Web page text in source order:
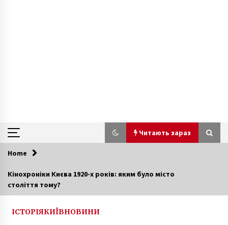
Читають зараз
Читають зараз
Home
Кінохроніки Києва 1920-х років: яким було місто
століття тому?
ІСТОРІЯКИЇВНОВИНИ